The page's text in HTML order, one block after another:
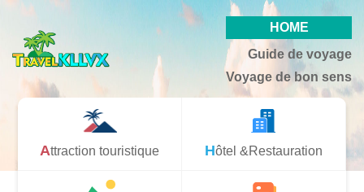
HOME
Guide de voyage
Voyage de bon sens
Attraction touristique Hôtel &Restauration